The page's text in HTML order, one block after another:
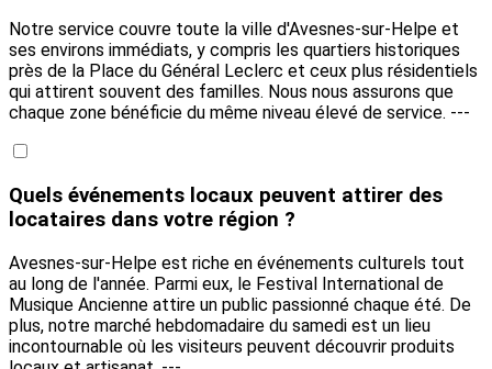
Notre service couvre toute la ville d'Avesnes-sur-Helpe et
ses environs immédiats, y compris les quartiers historiques
près de la Place du Général Leclerc et ceux plus résidentiels
qui attirent souvent des familles. Nous nous assurons que
chaque zone bénéficie du même niveau élevé de service. ---
Quels événements locaux peuvent attirer des
locataires dans votre région ?
Avesnes-sur-Helpe est riche en événements culturels tout
au long de l'année. Parmi eux, le Festival International de
Musique Ancienne attire un public passionné chaque été. De
plus, notre marché hebdomadaire du samedi est un lieu
incontournable où les visiteurs peuvent découvrir produits